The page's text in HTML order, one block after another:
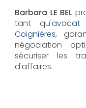
Barbara LE BEL
tant qu'avocat
Coignières,
négociation
sécuriser les
d'affaires.